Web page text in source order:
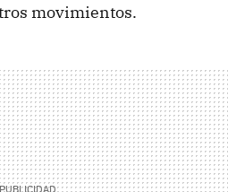
movimientos.